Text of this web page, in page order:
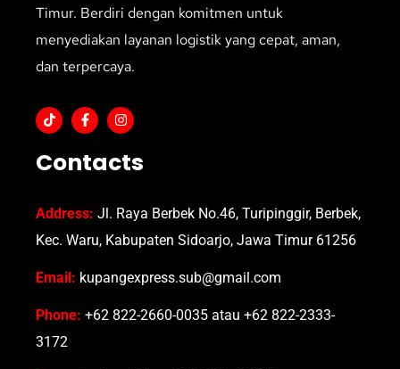
Timur. Berdiri dengan komitmen untuk
menyediakan layanan logistik yang cepat, aman,
dan terpercaya.
Contacts
Address: Jl. Raya Berbek No.46, Turipinggir, Berbek,
Kec. Waru, Kabupaten Sidoarjo, Jawa Timur 61256
Email: kupangexpress.sub@gmail.com
Phone: +62 822-2660-0035 atau +62 822-2333-
3172